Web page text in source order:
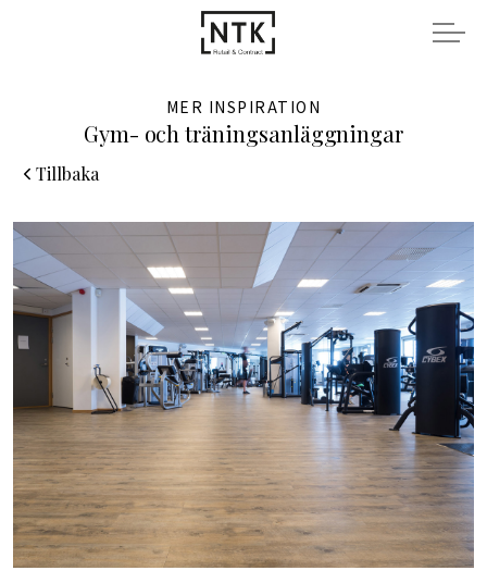
MER INSPIRATION
Gym- och träningsanläggningar
Tillbaka